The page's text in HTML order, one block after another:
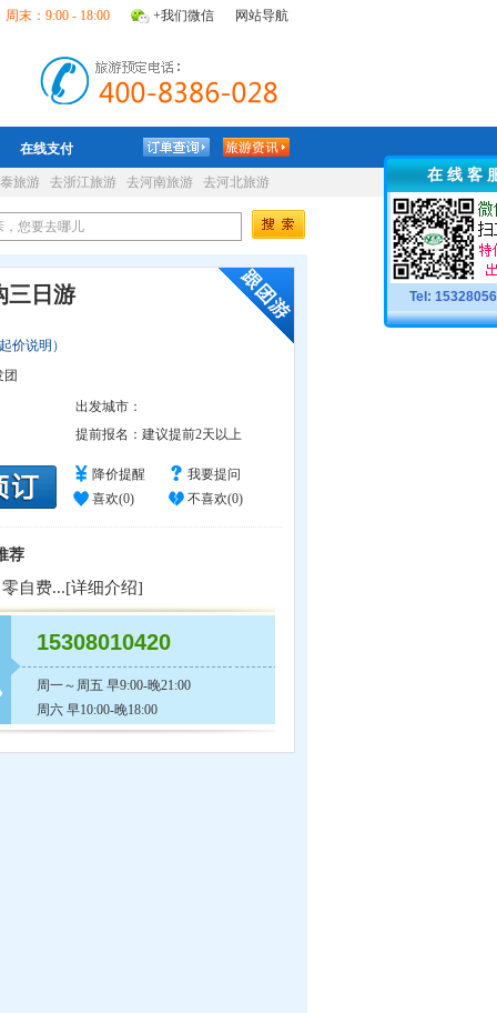
网站导航
末：9:00 - 18:00 +我们微信
在线支付
旅游 去浙江旅游 去河南旅游 去河北旅游
三日游
起价说明）
团
出发城市：
提前报名： 建议提前2天以上
降价提醒
我要提问
喜欢(0) 不喜欢(0)
荐
自费...[详细介绍]
15308010420
周一～周五 早9:00-晚21:00
周六 早10:00-晚18:00
在 线 客
Tel: